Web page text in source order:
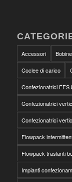
Accessori
Coclee di carico
Confezionatrici FFS
Confezionatrici
Confezionatrici
Flowpack
Flowpack traslanti
Impianti